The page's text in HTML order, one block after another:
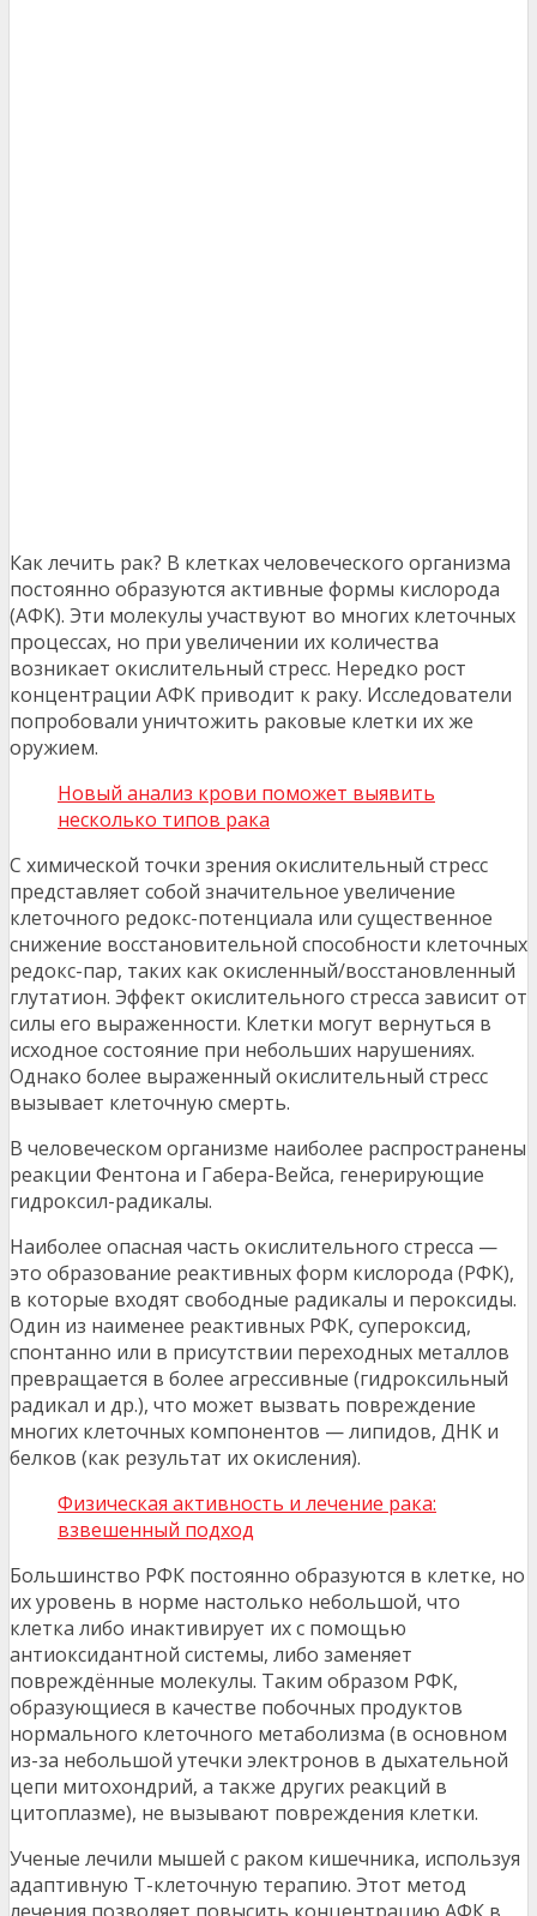
Как лечить рак? В клетках человеческого организма
постоянно образуются активные формы кислорода
(АФК). Эти молекулы участвуют во многих клеточных
процессах, но при увеличении их количества
возникает окислительный стресс. Нередко рост
концентрации АФК приводит к раку. Исследователи
попробовали уничтожить раковые клетки их же
оружием.
Новый анализ крови поможет выявить
несколько типов рака
С химической точки зрения окислительный стресс
представляет собой значительное увеличение
клеточного редокс-потенциала или существенное
снижение восстановительной способности клеточных
редокс-пар, таких как окисленный/восстановленный
глутатион. Эффект окислительного стресса зависит от
силы его выраженности. Клетки могут вернуться в
исходное состояние при небольших нарушениях.
Однако более выраженный окислительный стресс
вызывает клеточную смерть.
В человеческом организме наиболее распространены
реакции Фентона и Габера-Вейса, генерирующие
гидроксил-радикалы.
Наиболее опасная часть окислительного стресса —
это образование реактивных форм кислорода (РФК),
в которые входят свободные радикалы и пероксиды.
Один из наименее реактивных РФК, супероксид,
спонтанно или в присутствии переходных металлов
превращается в более агрессивные (гидроксильный
радикал и др.), что может вызвать повреждение
многих клеточных компонентов — липидов, ДНК и
белков (как результат их окисления).
Физическая активность и лечение рака:
взвешенный подход
Большинство РФК постоянно образуются в клетке, но
их уровень в норме настолько небольшой, что
клетка либо инактивирует их с помощью
антиоксидантной системы, либо заменяет
повреждённые молекулы. Таким образом РФК,
образующиеся в качестве побочных продуктов
нормального клеточного метаболизма (в основном
из-за небольшой утечки электронов в дыхательной
цепи митохондрий, а также других реакций в
цитоплазме), не вызывают повреждения клетки.
Ученые лечили мышей с раком кишечника, используя
адаптивную Т-клеточную терапию. Этот метод